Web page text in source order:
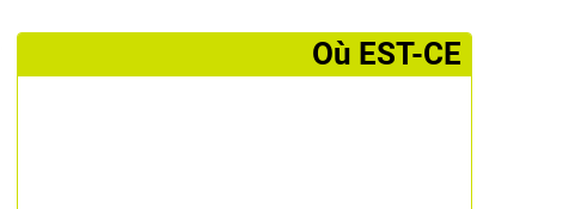
­Où EST-CE